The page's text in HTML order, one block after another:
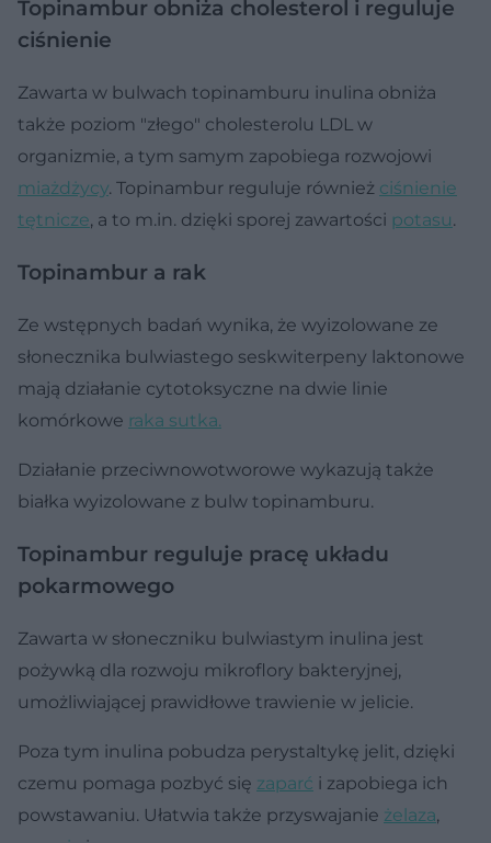
Topinambur obniża cholesterol i reguluje
ciśnienie
Zawarta w bulwach topinamburu inulina obniża
także poziom "złego" cholesterolu LDL w
organizmie, a tym samym zapobiega rozwojowi
miażdżycy. Topinambur reguluje również ciśnienie
tętnicze, a to m.in. dzięki sporej zawartości potasu.
Topinambur a rak
Ze wstępnych badań wynika, że wyizolowane ze
słonecznika bulwiastego seskwiterpeny laktonowe
mają działanie cytotoksyczne na dwie linie
komórkowe raka sutka.
Działanie przeciwnowotworowe wykazują także
białka wyizolowane z bulw topinamburu.
Topinambur reguluje pracę układu
pokarmowego
Zawarta w słoneczniku bulwiastym inulina jest
pożywką dla rozwoju mikroflory bakteryjnej,
umożliwiającej prawidłowe trawienie w jelicie.
Poza tym inulina pobudza perystaltykę jelit, dzięki
czemu pomaga pozbyć się zaparć i zapobiega ich
powstawaniu. Ułatwia także przyswajanie żelaza,